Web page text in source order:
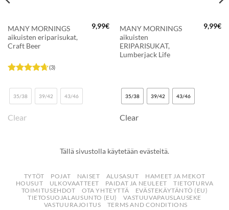
MANY MORNINGS
aikuisten eriparisukat,
Craft Beer
tuotteesta:
4.67
/ 5
(3)
9,99€
35/38 39/42 43/46
Clear
MANY MORNINGS
aikuisten
ERIPARISUKAT,
Lumberjack Life
9,99€
35/38 39/42 43/46
Clear
Tällä sivustolla käytetään evästeitä.
TYTÖT POJAT NAISET ALUSASUT
HAMEET JA MEKOT
HOUSUT
ULKOVAATTEET PAIDAT JA NEULEET
TIETOTURVA
TOIMITUSEHDOT
OTA YHTEYTTÄ
EVÄSTEKÄYTÄNTÖ (EU)
TIETOSUOJALAUSUNTO (EU)
VASTUUVAPAUSLAUSEKE
VASTUURAJOITUS
TERMS AND CONDITIONS